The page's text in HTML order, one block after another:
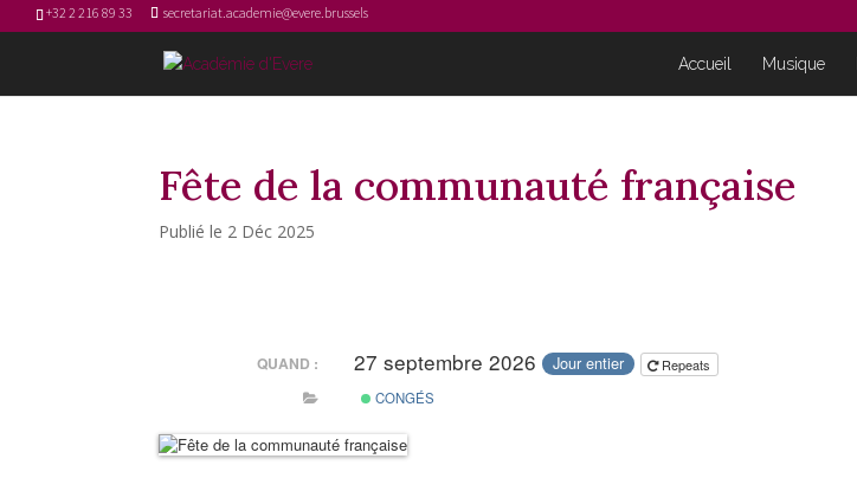
+32 2 216 89 33 secretariat.academie@evere.brussels
Accueil Musique
Fête de la communauté française
2 Déc 2025
QUAND : 27 septembre 2026 Jour entier
Repeats
CONGÉS